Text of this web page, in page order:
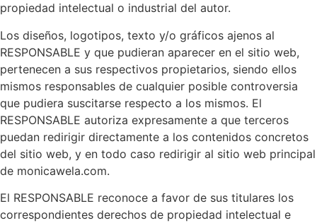
propiedad intelectual o industrial del autor.
Los diseños, logotipos, texto y/o gráficos ajenos al
RESPONSABLE y que pudieran aparecer en el sitio web,
pertenecen a sus respectivos propietarios, siendo ellos
mismos responsables de cualquier posible controversia
que pudiera suscitarse respecto a los mismos. El
RESPONSABLE autoriza expresamente a que terceros
puedan redirigir directamente a los contenidos concretos
del sitio web, y en todo caso redirigir al sitio web principal
de monicawela.com.
El RESPONSABLE reconoce a favor de sus titulares los
correspondientes derechos de propiedad intelectual e